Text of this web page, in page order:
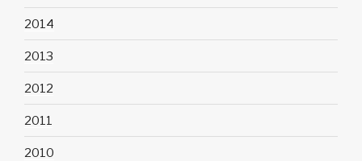
2014
2013
2012
2011
2010